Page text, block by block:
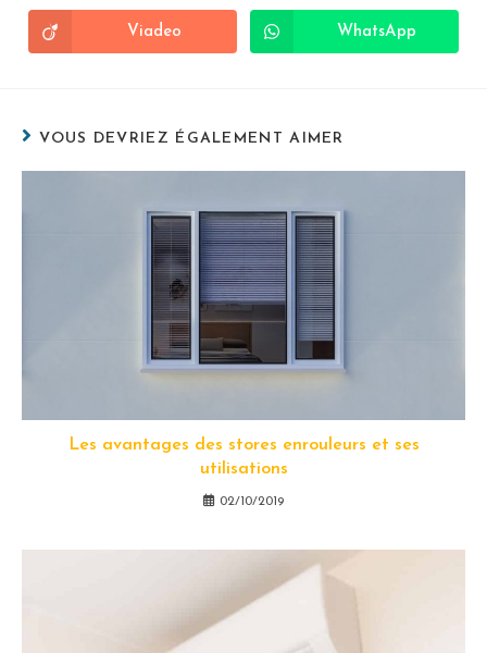
Viadeo WhatsApp
VOUS DEVRIEZ ÉGALEMENT AIMER
Les avantages des stores enrouleurs et ses
utilisations
02/10/2019